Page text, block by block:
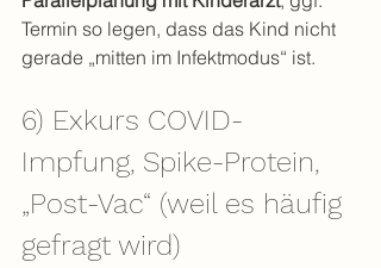
Termin so legen, dass das Kind nicht
gerade „mitten im Infektmodus“ ist.
6) Exkurs COVID-
Impfung, Spike-Protein,
„Post-Vac“ (weil es häufig
gefragt wird)